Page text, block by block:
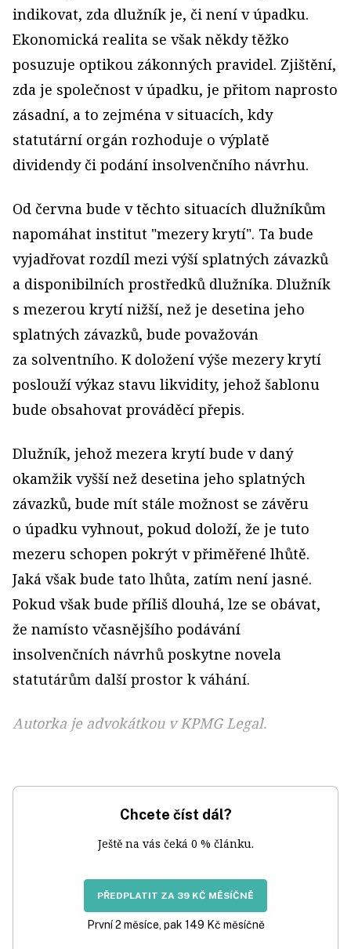
indikovat, zda dlužník je, či není v úpadku.
Ekonomická realita se však někdy těžko
posuzuje optikou zákonných pravidel. Zjištění,
zda je společnost v úpadku, je přitom naprosto
zásadní, a to zejména v situacích, kdy
statutární orgán rozhoduje o výplatě
dividendy či podání insolvenčního návrhu.
Od června bude v těchto situacích dlužníkům
napomáhat institut "mezery krytí". Ta bude
vyjadřovat rozdíl mezi výší splatných závazků
a disponibilních prostředků dlužníka. Dlužník
s mezerou krytí nižší, než je desetina jeho
splatných závazků, bude považován
za solventního. K doložení výše mezery krytí
poslouží výkaz stavu likvidity, jehož šablonu
bude obsahovat prováděcí přepis.
Dlužník, jehož mezera krytí bude v daný
okamžik vyšší než desetina jeho splatných
závazků, bude mít stále možnost se závěru
o úpadku vyhnout, pokud doloží, že je tuto
mezeru schopen pokrýt v přiměřené lhůtě.
Jaká však bude tato lhůta, zatím není jasné.
Pokud však bude příliš dlouhá, lze se obávat,
že namísto včasnějšího podávání
insolvenčních návrhů poskytne novela
statutárům další prostor k váhání.
Autorka je advokátkou v KPMG Legal.
Chcete číst dál?
Ještě na vás čeká 0 % článku.
PŘEDPLATIT ZA 39 KČ MĚSÍČNĚ
První 2 měsíce, pak 149 Kč měsíčně